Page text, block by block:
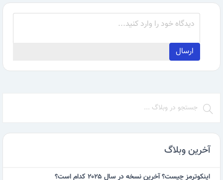
ارسال
آخرین وبلاگ
اینکوترمز چیست؟ آخرین نسخه در سال ۲۰۲۵ کدام است؟